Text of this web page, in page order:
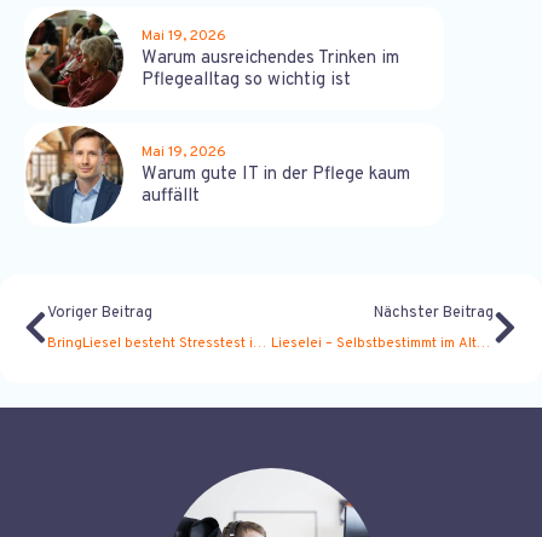
Mai 19, 2026
Warum ausreichendes Trinken im
Pflegealltag so wichtig ist
Mai 19, 2026
Warum gute IT in der Pflege kaum
auffällt
Voriger Beitrag
BringLiesel besteht Stresstest in Krisenzeiten.
Nächster Beitrag
Lieselei – Selbstbestimmt im Alter leben!?